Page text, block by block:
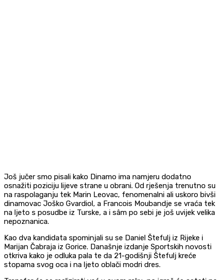
Još jučer smo pisali kako Dinamo ima namjeru dodatno
osnažiti poziciju lijeve strane u obrani. Od rješenja trenutno su
na raspolaganju tek Marin Leovac, fenomenalni ali uskoro bivši
dinamovac Joško Gvardiol, a Francois Moubandje se vraća tek
na ljeto s posudbe iz Turske, a i sâm po sebi je još uvijek velika
nepoznanica.
Kao dva kandidata spominjali su se Daniel Štefulj iz Rijeke i
Marijan Čabraja iz Gorice. Današnje izdanje Sportskih novosti
otkriva kako je odluka pala te da 21-godišnji Štefulj kreće
stopama svog oca i na ljeto oblači modri dres.